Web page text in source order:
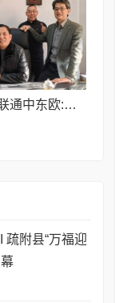
以茶为桥,联通中东欧:甬商陈友相助推宁波茶香飘向“一带一路”
疏附县“万福迎